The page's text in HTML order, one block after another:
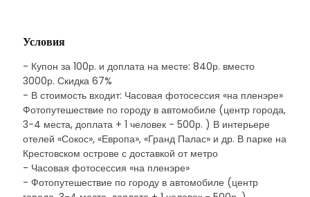
Условия
- Купон за 100р. и доплата на месте: 840р. вместо
3000р. Скидка 67%
- В стоимость входит: Часовая фотосессия «на пленэре»
Фотопутешествие по городу в автомобиле (центр города,
3-4 места, доплата + 1 человек - 500р. ) В интерьере
отелей «Сокос», «Европа», «Гранд Палас» и др. В парке на
Крестовском острове с доставкой от метро
- Часовая фотосессия «на пленэре»
- Фотопутешествие по городу в автомобиле (центр